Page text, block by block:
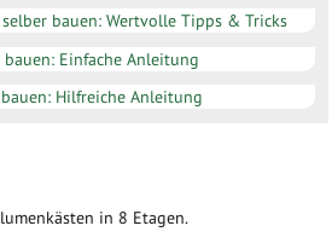
bauen: Wertvolle Tipps & Tricks
Einfache Anleitung
Hilfreiche Anleitung
in 8 Etagen.